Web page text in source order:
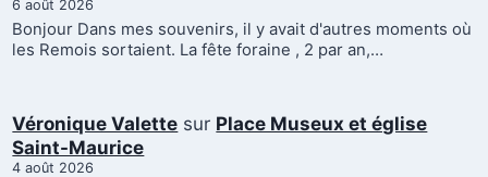
6 août 2026
Bonjour Dans mes souvenirs, il y avait d'autres moments où
les Remois sortaient. La fête foraine , 2 par an,…
Véronique Valette sur Place Museux et église
Saint-Maurice
4 août 2026